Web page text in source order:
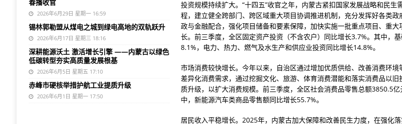
投资规模持续扩大。“十四五”收官之年，内蒙古紧扣国家发展战略和民生
程，建立健全跨部门、跨区域重大项目协调推进机制，充分发挥好各类
政与金融配合，强化项目储备和要素保障，加快实施一批重点项目、重大
长。前三季度，全区固定资产投资（不含农户）同比增长3.7%。其中，
8.1%，电力、热力、燃气及水生产和供应业投资同比增长14.8%。
市场消费较快增长。今年以来，自治区通过增加优质供给、改善消费环境
差异化消费需求，通过挖掘文化、旅游、体育消费潜能和落实消费品以
质升级，以扩大消费规模。前三季度，全区社会消费品零售总额3850.5
中，新能源汽车类商品零售额同比增长55.7%。
居民收入平稳增长。2025年，内蒙古加大保障和改善民生力度，在强化
春播收官
2026年6月29日 星期一 16:59
锡林郭勒盟从煤电之城到绿电高地的双轨跃升
2026年6月17日 星期三 18:16
深耕能源沃土 激活增长引擎 ——内蒙古以绿色
低碳转型夯实高质量发展根基
2026年6月5日 星期五 17:10
赤峰市硬核举措护航工业提质升级
2026年6月1日 星期一 17:50